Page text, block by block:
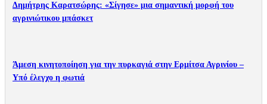
Δημήτρης Καρατσώρης: «Σίγησε» μια σημαντική μορφή του
αγρινιώτικου μπάσκετ
Άμεση κινητοποίηση για την πυρκαγιά στην Ερμίτσα Αγρινίου –
Υπό έλεγχο η φωτιά